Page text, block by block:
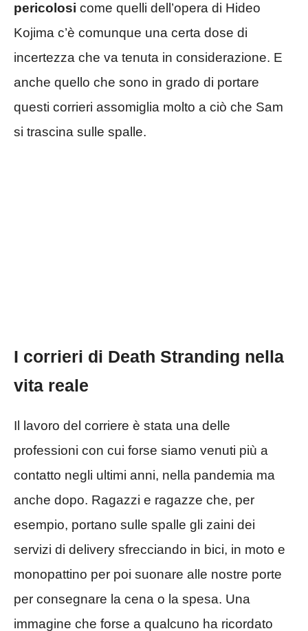
pericolosi come quelli dell’opera di Hideo
Kojima c’è comunque una certa dose di
incertezza che va tenuta in considerazione. E
anche quello che sono in grado di portare
questi corrieri assomiglia molto a ciò che Sam
si trascina sulle spalle.
I corrieri di Death Stranding nella
vita reale
Il lavoro del corriere è stata una delle
professioni con cui forse siamo venuti più a
contatto negli ultimi anni, nella pandemia ma
anche dopo. Ragazzi e ragazze che, per
esempio, portano sulle spalle gli zaini dei
servizi di delivery sfrecciando in bici, in moto e
monopattino per poi suonare alle nostre porte
per consegnare la cena o la spesa. Una
immagine che forse a qualcuno ha ricordato